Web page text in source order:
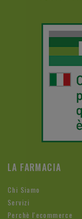
LA FARMACIA
Chi Siamo
Servizi
Perchè l'ecommerce